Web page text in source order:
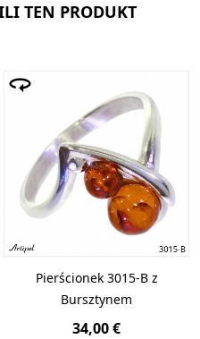
TEN PRODUKT
Pierścionek 3015-B z
Bursztynem
34,00 €